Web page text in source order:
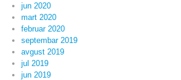
jun 2020
mart 2020
februar 2020
septembar 2019
avgust 2019
jul 2019
jun 2019